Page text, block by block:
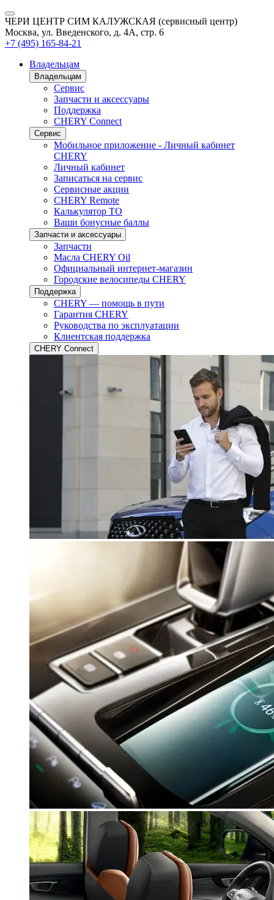
ЧЕРИ ЦЕНТР СИМ КАЛУЖСКАЯ (сервисный центр)
Москва, ул. Введенского, д. 4А, стр. 6
+7 (495) 165-84-21
Владельцам
Владельцам
Сервис
Запчасти и аксессуары
Поддержка
CHERY Connect
Сервис
Мобильное приложение - Личный кабинет
CHERY
Личный кабинет
Записаться на сервис
Сервисные акции
CHERY Remote
Калькулятор ТО
Ваши бонусные баллы
Запчасти и аксессуары
Запчасти
Масла CHERY Oil
Официальный интернет-магазин
Городские велосипеды CHERY
Поддержка
CHERY — помощь в пути
Гарантия CHERY
Руководства по эксплуатации
Клиентская поддержка
CHERY Connect